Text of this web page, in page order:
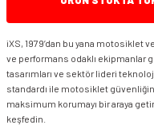
iXS, 1979’dan bu yana motosiklet
ve performans odaklı ekipmanlar
tasarımları ve sektör lideri
standardı ile motosiklet
maksimum korumayı bir araya
keşfedin.